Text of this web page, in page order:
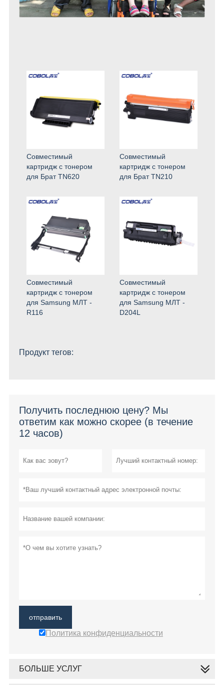
Совместимый
картридж с тонером
для Брат TN620
Совместимый
картридж с тонером
для Брат TN210
Совместимый
картридж с тонером
для Samsung МЛТ -
R116
Совместимый
картридж с тонером
для Samsung МЛТ -
D204L
Продукт тегов:
Получить последнюю цену? Мы
ответим как можно скорее (в течение
12 часов)
отправить
Политика конфиденциальности
БОЛЬШЕ УСЛУГ